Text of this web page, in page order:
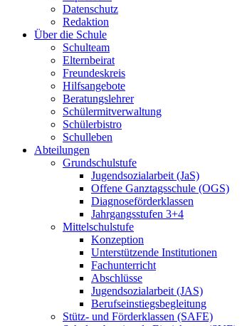
Datenschutz
Redaktion
Über die Schule
Schulteam
Elternbeirat
Freundeskreis
Hilfsangebote
Beratungslehrer
Schülermitverwaltung
Schülerbistro
Schulleben
Abteilungen
Grundschulstufe
Jugendsozialarbeit (JaS)
Offene Ganztagsschule (OGS)
Diagnoseförderklassen
Jahrgangsstufen 3+4
Mittelschulstufe
Konzeption
Unterstützende Institutionen
Fachunterricht
Abschlüsse
Jugendsozialarbeit (JAS)
Berufseinstiegsbegleitung
Stütz- und Förderklassen (SAFE)